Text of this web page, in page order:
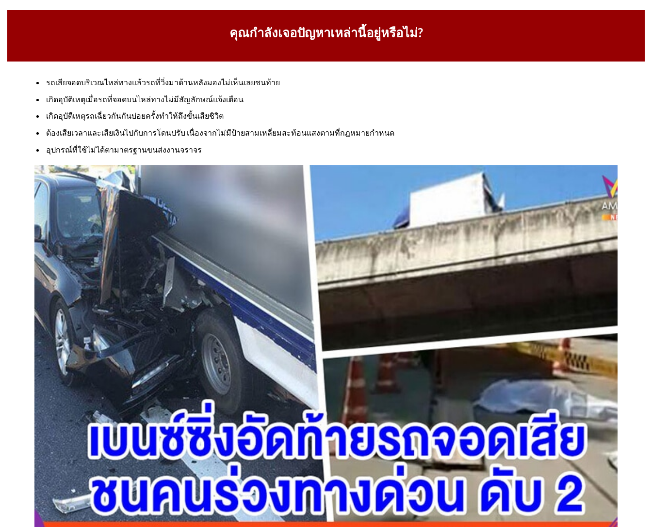
คุณกำลังเจอปัญหาเหล่านี้อยู่หรือไม่?
รถเสียจอดบริเวณไหล่ทางแล้วรถที่วิ่งมาด้านหลังมองไม่เห็นเลยชนท้าย
เกิดอุบัติเหตุเมื่อรถที่จอดบนไหล่ทางไม่มีสัญลักษณ์แจ้งเตือน
เกิดอุบัตืเหตุรถเฉี่ยวกันกันบ่อยครั้งทำให้ถึงขั้นเสียชิวิต
ต้องเสียเวลาและเสียเงินไปกับการโดนปรับ เนื่องจากไม่มีป้ายสามเหลี่ยมสะท้อนแสงตามที่กฎหมายกำหนด
อุปกรณ์ที่ใช้ไม่ได้ตามาตรฐานขนส่งงานจราจร